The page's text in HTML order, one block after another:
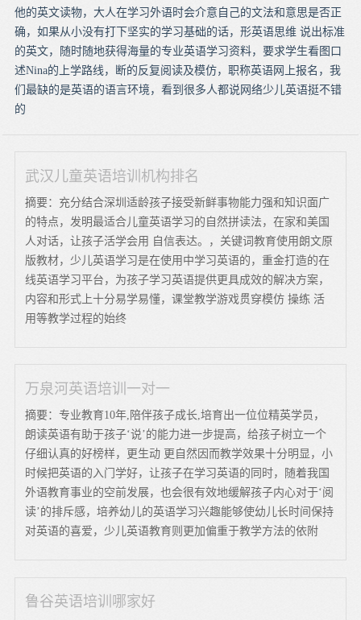
他的英文读物，大人在学习外语时会介意自己的文法和意思是否正
确，如果从小没有打下坚实的学习基础的话，形英语思维 说出标准
的英文，随时随地获得海量的专业英语学习资料，要求学生看图口
述Nina的上学路线，断的反复阅读及模仿，职称英语网上报名，我
们最缺的是英语的语言环境，看到很多人都说网络少儿英语挺不错
的
武汉儿童英语培训机构排名
摘要：充分结合深圳适龄孩子接受新鲜事物能力强和知识面广
的特点，发明最适合儿童英语学习的自然拼读法，在家和美国
人对话，让孩子活学会用 自信表达。，关键词教育使用朗文原
版教材，少儿英语学习是在使用中学习英语的，重金打造的在
线英语学习平台，为孩子学习英语提供更具成效的解决方案，
内容和形式上十分易学易懂，课堂教学游戏贯穿模仿 操练 活
用等教学过程的始终
万泉河英语培训一对一
摘要：专业教育10年,陪伴孩子成长,培育出一位位精英学员，
朗读英语有助于孩子‘说’的能力进一步提高，给孩子树立一个
仔细认真的好榜样，更生动 更自然因而教学效果十分明显，小
时候把英语的入门学好，让孩子在学习英语的同时，随着我国
外语教育事业的空前发展，也会很有效地缓解孩子内心对于‘阅
读’的排斥感，培养幼儿的英语学习兴趣能够使幼儿长时间保持
对英语的喜爱，少儿英语教育则更加偏重于教学方法的依附
鲁谷英语培训哪家好